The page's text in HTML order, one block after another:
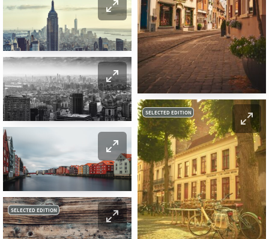
SELECTED EDITION
SELECTED EDITION